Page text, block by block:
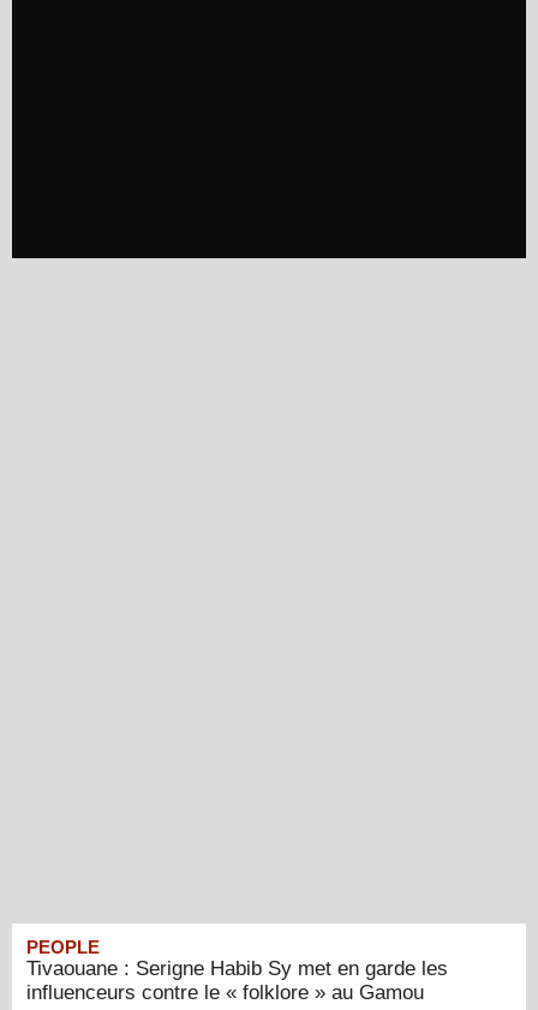
PEOPLE
Tivaouane : Serigne Habib Sy met en garde les
influenceurs contre le « folklore » au Gamou